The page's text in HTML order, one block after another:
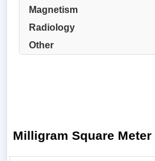
Magnetism
Radiology
Other
Milligram Square Meter